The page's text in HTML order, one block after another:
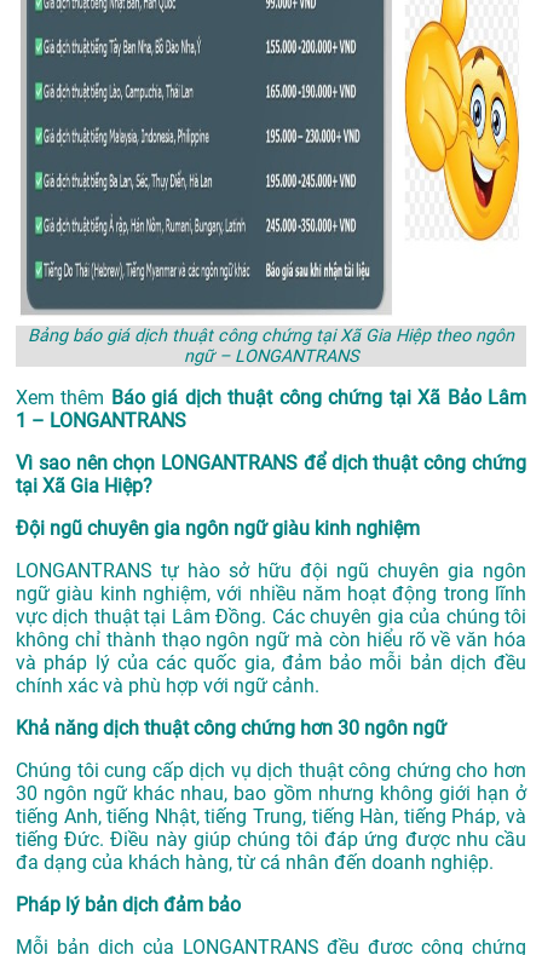
Bảng báo giá dịch thuật công chứng tại Xã Gia Hiệp theo ngôn
ngữ – LONGANTRANS
Xem thêm Báo giá dịch thuật công chứng tại Xã Bảo Lâm
1 – LONGANTRANS
Vì sao nên chọn LONGANTRANS để dịch thuật công chứng
tại Xã Gia Hiệp?
Đội ngũ chuyên gia ngôn ngữ giàu kinh nghiệm
LONGANTRANS tự hào sở hữu đội ngũ chuyên gia ngôn
ngữ giàu kinh nghiệm, với nhiều năm hoạt động trong lĩnh
vựcdịch thuật tại Lâm Đồng. Các chuyên gia của chúng tôi
không chỉ thành thạo ngôn ngữ mà còn hiểu rõ về văn hóa
và pháp lý của các quốc gia, đảm bảo mỗi bản dịch đều
chính xác và phù hợp với ngữ cảnh.
Khả năng dịch thuật công chứng hơn 30 ngôn ngữ
Chúng tôi cung cấp dịch vụ dịch thuật công chứng cho hơn
30 ngôn ngữ khác nhau, bao gồm nhưng không giới hạn ở
tiếng Anh, tiếng Nhật, tiếng Trung, tiếng Hàn, tiếng Pháp, và
tiếng Đức. Điều này giúp chúng tôi đáp ứng được nhu cầu
đa dạng của khách hàng, từ cá nhân đến doanh nghiệp.
Pháp lý bản dịch đảm bảo
Mỗi bản dịch của LONGANTRANS đều được công chứng